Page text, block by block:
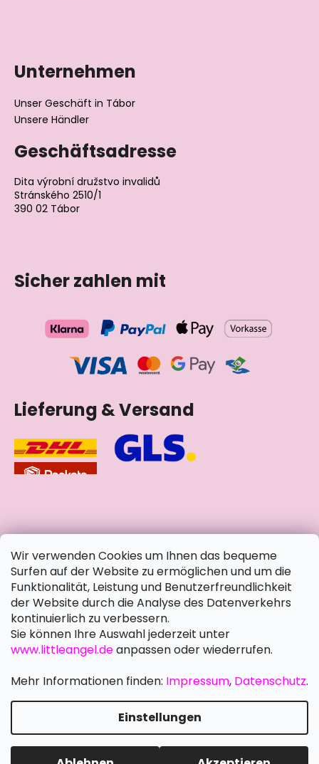
Wir verwenden Cookies um Ihnen das bequeme
Surfen auf der Website zu ermöglichen und um die
Funktionalität, Leistung und Benutzerfreundlichkeit
der Website durch die Analyse des Datenverkehrs
kontinuierlich zu verbessern.
Sie können Ihre Auswahl jederzeit unter
www.littleangel.deanpassen oder wiederrufen.
Mehr Informationen finden: Impressum, Datenschutz.
Einstellungen
Unternehmen
Unser Geschäft in Tábor
Unsere Händler
Geschäftsadresse
Dita výrobní družstvo invalidů
Stránského 2510/1
390 02 Tábor
Sicher zahlen mit
Lieferung & Versand
soziale Netzwerke
Erstellt von Shoptet Premium
Copyright 2026Little Angel DE. Alle Rechte vorbehalten.